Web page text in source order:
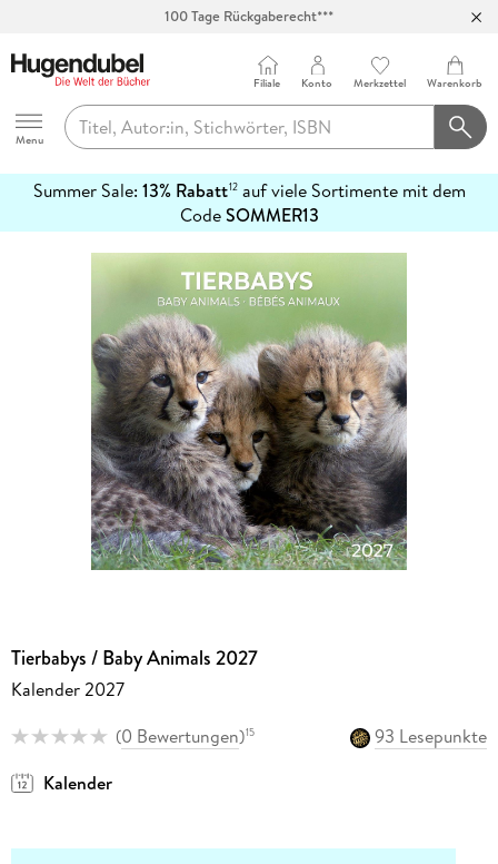
100 Tage Rückgaberecht***
Hugendubel
Menu
Filiale Konto Merkzettel Warenkorb
Summer Sale: 13% Rabatt12auf viele Sortimente mit dem
CodeSOMMER13
erfahren
Tierbabys / Baby Animals 2027
Kalender 2027
(0 Bewertungen)15
93 Lesepunkte
Kalender